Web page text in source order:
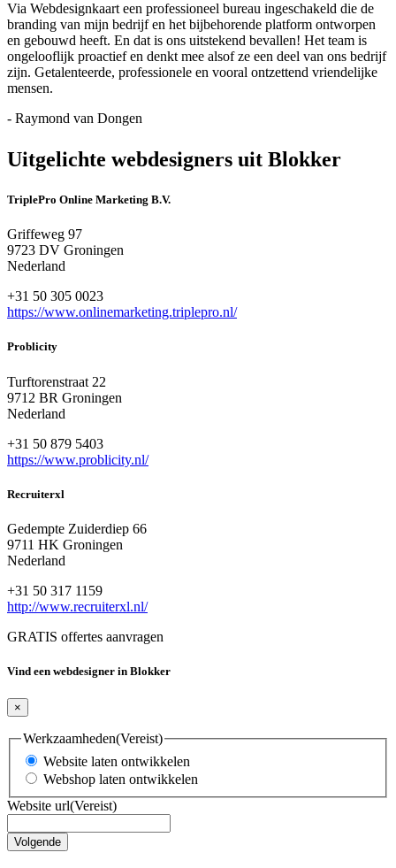
Via Webdesignkaart een professioneel bureau ingeschakeld die de
branding van mijn bedrijf en het bijbehorende platform ontworpen
en gebouwd heeft. En dat is ons uitstekend bevallen! Het team is
ongelooflijk proactief en denkt mee alsof ze een deel van ons bedrijf
zijn. Getalenteerde, professionele en vooral ontzettend vriendelijke
mensen.
- Raymond van Dongen
Uitgelichte webdesigners uit Blokker
TriplePro Online Marketing B.V.
Griffeweg 97
9723 DV Groningen
Nederland
+31 50 305 0023
https://www.onlinemarketing.triplepro.nl/
Problicity
Turftorenstraat 22
9712 BR Groningen
Nederland
+31 50 879 5403
https://www.problicity.nl/
Recruiterxl
Gedempte Zuiderdiep 66
9711 HK Groningen
Nederland
+31 50 317 1159
http://www.recruiterxl.nl/
GRATIS offertes aanvragen
Vind een webdesigner in Blokker
×
Werkzaamheden(Vereist)
Website laten ontwikkelen
Webshop laten ontwikkelen
Website url(Vereist)